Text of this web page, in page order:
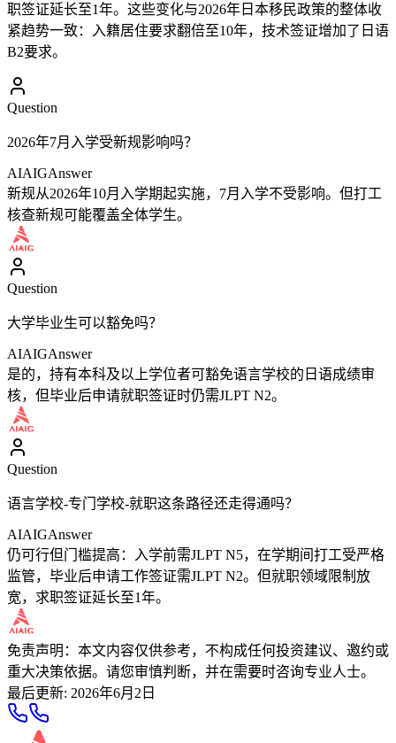
职签证延长至1年。这些变化与2026年日本移民政策的整体收
紧趋势一致：入籍居住要求翻倍至10年，技术签证增加了日语
B2要求。
Question
2026年7月入学受新规影响吗？
AIAIGAnswer
新规从2026年10月入学期起实施，7月入学不受影响。但打工
核查新规可能覆盖全体学生。
Question
大学毕业生可以豁免吗？
AIAIGAnswer
是的，持有本科及以上学位者可豁免语言学校的日语成绩审
核，但毕业后申请就职签证时仍需JLPT N2。
Question
语言学校-专门学校-就职这条路径还走得通吗？
AIAIGAnswer
仍可行但门槛提高：入学前需JLPT N5，在学期间打工受严格
监管，毕业后申请工作签证需JLPT N2。但就职领域限制放
宽，求职签证延长至1年。
免责声明：本文内容仅供参考，不构成任何投资建议、邀约或
重大决策依据。请您审慎判断，并在需要时咨询专业人士。
最后更新: 2026年6月2日